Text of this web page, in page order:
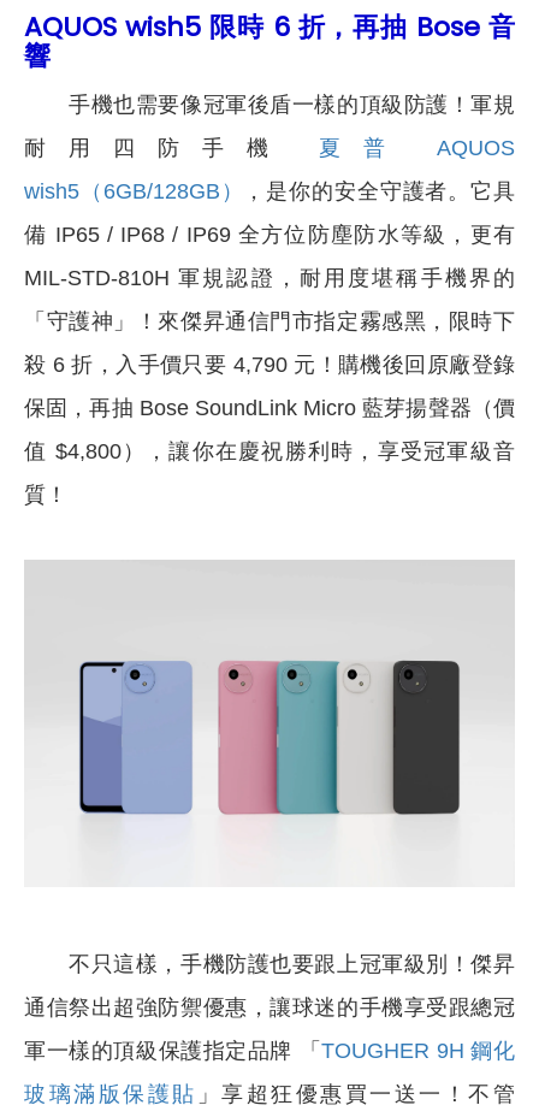
AQUOS wish5 限時 6 折，再抽 Bose 音
響
手機也需要像冠軍後盾一樣的頂級防護！軍規
耐用四防手機 夏普 AQUOS
wish5（6GB/128GB）
，是你的安全守護者。它具
備 IP65 / IP68 / IP69 全方位防塵防水等級，更有
MIL-STD-810H 軍規認證，耐用度堪稱手機界的
「守護神」！來傑昇通信門市指定霧感黑，限時下
殺 6 折，入手價只要 4,790 元！購機後回原廠登錄
保固，再抽 Bose SoundLink Micro 藍芽揚聲器（價
值 $4,800），讓你在慶祝勝利時，享受冠軍級音
質！
不只這樣，手機防護也要跟上冠軍級別！傑昇
通信祭出超強防禦優惠，讓球迷的手機享受跟總冠
軍一樣的頂級保護指定品牌 「TOUGHER 9H 鋼化
玻璃滿版保護貼 」享超狂優惠買一送一！不管